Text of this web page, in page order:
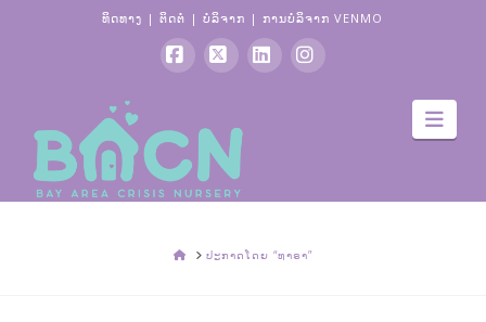
ທິດທາງ |ຕິດຕໍ່ |ບໍ​ລິ​ຈາກ | ການບໍລິຈາກ VENMO
ບຸກ
ການ
ນໍາ
ບ້ານປະກາດໂດຍ “ທາຣາ”